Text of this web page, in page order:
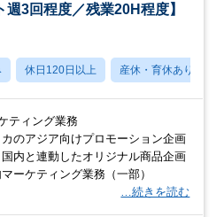
3回程度／残業20H程度】
休日120日以上 産休・育休あり
ティング業務
カのアジア向けプロモーション企画
内と連動したオリジナル商品企画
マーケティング業務（一部）
…続きを読む